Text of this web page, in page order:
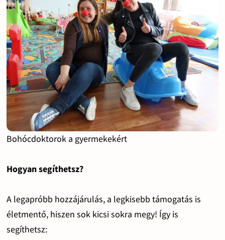
Bohócdoktorok a gyermekekért
Hogyan segíthetsz?
A legapróbb hozzájárulás, a legkisebb támogatás is
életmentő, hiszen sok kicsi sokra megy! Így is
segíthetsz: